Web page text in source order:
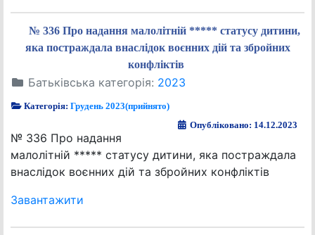
№ 336 Про надання малолітній ***** статусу дитини,
яка постраждала внаслідок воєнних дій та збройних
конфліктів
Батьківська категорія: 2023
Категорія:Грудень 2023(прийнято)
Опубліковано: 14.12.2023
№ 336 Про надання
малолітній ***** статусу дитини, яка постраждала
внаслідок воєнних дій та збройних конфліктів
Завантажити